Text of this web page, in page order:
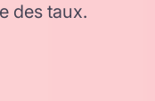
des taux.